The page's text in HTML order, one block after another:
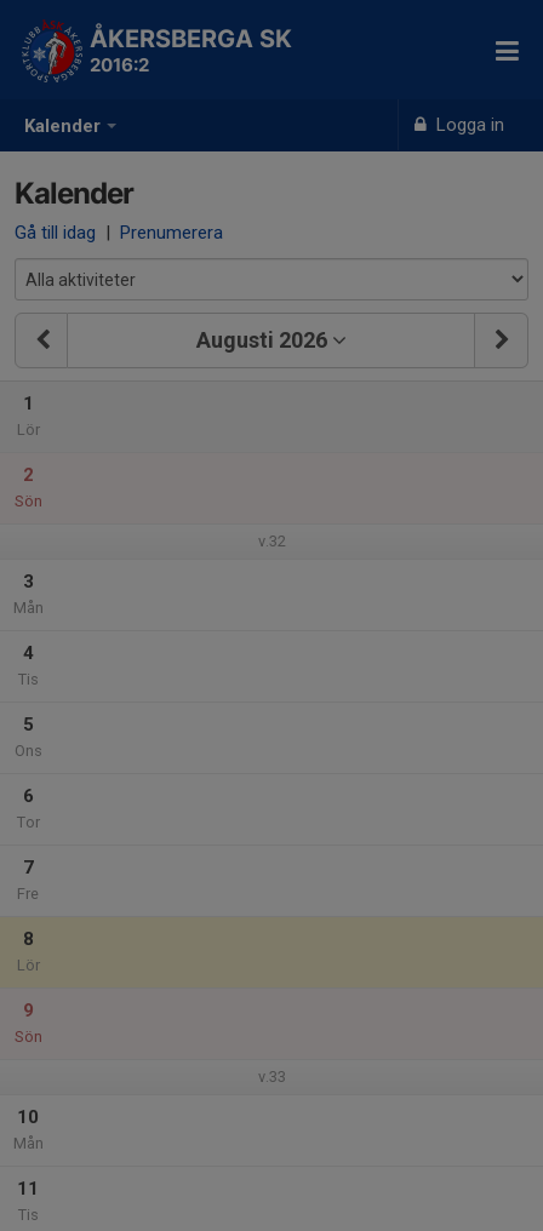
Kalender Logga in
ÅKERSBERGA SK
2016:2
Kalender
Gå till idag | Prenumerera
Augusti 2026
1
Lör
2
Sön
v.32
3
Mån
4
Tis
5
Ons
6
Tor
7
Fre
8
Lör
9
Sön
v.33
10
Mån
11
Tis